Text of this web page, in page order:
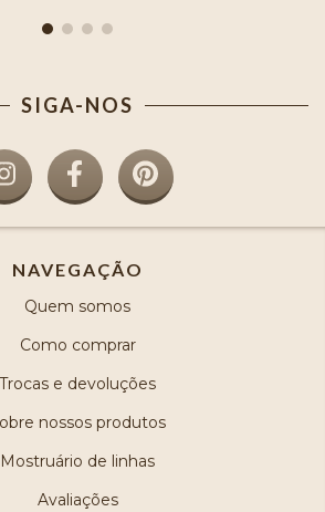
SIGA-NOS
NAVEGAÇÃO
Quem somos
Como comprar
Trocas e devoluções
nossos produtos
Mostruário de linhas
Avaliações